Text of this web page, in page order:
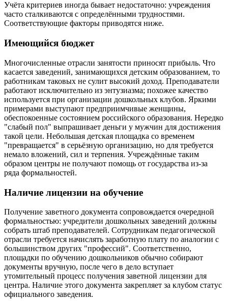
Учёта критериев иногда бывает недостаточно: учреждения
часто сталкиваются с определёнными трудностями.
Соответствующие факторы приводятся ниже.
Имеющийся бюджет
Многочисленные отрасли занятости приносят прибыль. Что
касается заведений, занимающихся детским образованием, то
работникам таковых не сулит высокий доход. Преподаватели
работают исключительно из энтузиазма; похожее качество
используется при организации дошкольных клубов. Яркими
примерами выступают предприимчивые женщины,
обеспокоенные состоянием российского образования. Нередко
"слабый пол" выпрашивает деньги у мужчин для достижения
такой цели. Небольшая детская площадка со временем
"превращается" в серьёзную организацию, но для требуется
немало вложений, сил и терпения. Учреждённые таким
образом центры не получают помощь от государства из-за
ряда формальностей.
Наличие лицензии на обучение
Получение заветного документа сопровождается очередной
формальностью: учредители дошкольных заведений должны
собрать штаб преподавателей. Сотрудникам педагогической
отрасли требуется начислять заработную плату по аналогии с
большинством других "профессий". Соответственно,
площадки по обучению дошкольников обычно собирают
документы вручную, после чего в дело вступает
утомительный процесс получения заветной лицензии для
центра. Наличие этого документа закрепляет за клубом статус
официального заведения.